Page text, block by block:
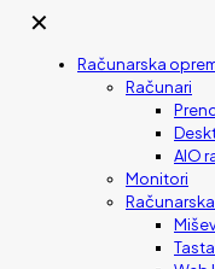
✕
Računarska
Računari
AIO
Monitori